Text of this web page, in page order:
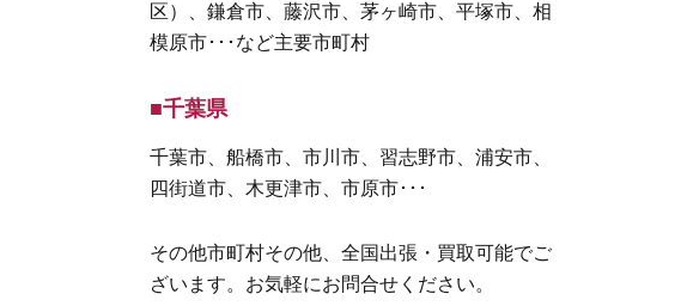
区）、鎌倉市、藤沢市、茅ヶ崎市、平塚市、相
模原市･･･など主要市町村
■千葉県
千葉市、船橋市、市川市、習志野市、浦安市、
四街道市、木更津市、市原市･･･
その他市町村その他、全国出張・買取可能でご
ざいます。お気軽にお問合せください。